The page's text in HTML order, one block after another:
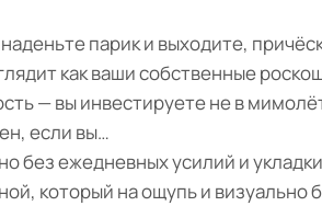
парик и выходите,
как ваши собственные
— вы инвестируете не в
если вы…
без ежедневных усилий и укладки
который на ощупь и визуально